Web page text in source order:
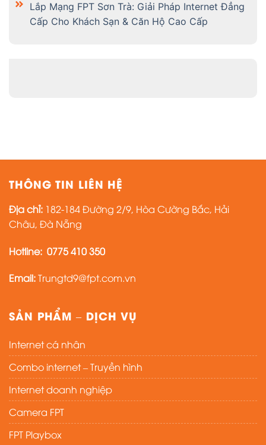
Lắp Mạng FPT Sơn Trà: Giải Pháp Internet Đẳng
Cấp Cho Khách Sạn & Căn Hộ Cao Cấp
THÔNG TIN LIÊN HỆ
Địa chỉ: 182-184 Đường 2/9, Hòa Cường Bắc, Hải
Châu, Đà Nẵng
Hotline: 0775 410 350
Email:Trungtd9@fpt.com.vn
SẢN PHẨM – DỊCH VỤ
Internet cá nhân
Combo internet – Truyền hình
Internet doanh nghiệp
Camera FPT
FPT Playbox